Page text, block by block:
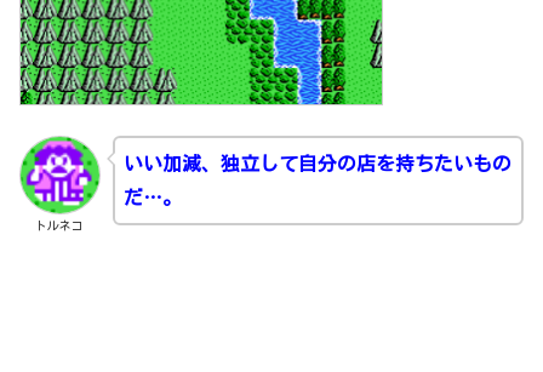
トルネコ
いい加減、独立して自分の店を持ちたいもの
だ…。